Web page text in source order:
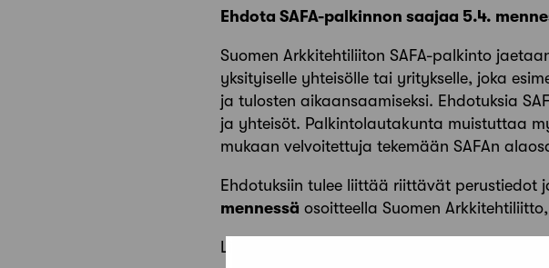
Ehdota SAFA-palkinnon saajaa 5.4.
Suomen Arkkitehtiliiton SAFA-palkinto
yksityiselle yhteisölle tai yritykselle, joka
ja tulosten aikaansaamiseksi. Ehdotuksia
ja yhteisöt. Palkintolautakunta muistuttaa
mukaan velvoitettuja tekemään SAFAn
Ehdotuksiin tulee liittää riittävät perustiedot
mennessä osoitteella Suomen
Lista SAFA-palkinnon aiemmin saaneista